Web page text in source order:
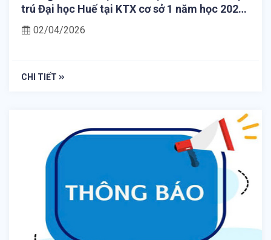
trú Đại học Huế tại KTX cơ sở 1 năm học 2025
- 2026
02/04/2026
CHI TIẾT